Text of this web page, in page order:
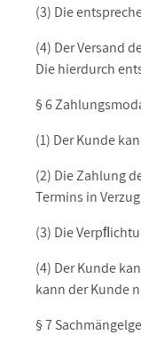
(3) Die
(4) Der Versand
Die hierdurch
§ 6
(1) Der Kunde
(2) Die Zahlung
Termins in
(3) Die
(4) Der Kunde
kann der Kunde
§ 7